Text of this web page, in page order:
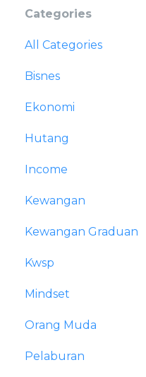
Categories
All Categories
Bisnes
Ekonomi
Hutang
Income
Kewangan
Kewangan Graduan
Kwsp
Mindset
Orang Muda
Pelaburan